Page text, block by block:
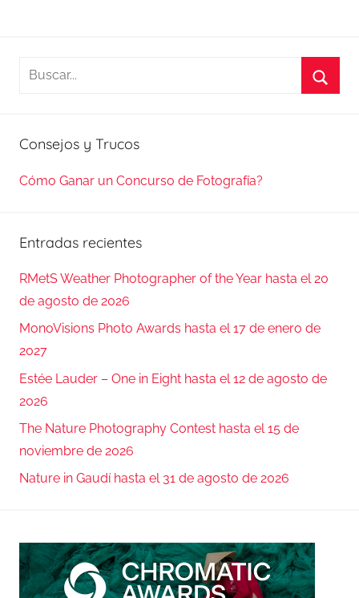
Buscar:
Consejos y Trucos
Cómo Ganar un Concurso de Fotografía?
Entradas recientes
RMetS Weather Photographer of the Year hasta el 20
de agosto de 2026
MonoVisions Photo Awards hasta el 17 de enero de
2027
Estée Lauder – One in Eight hasta el 12 de agosto de
2026
The Nature Photography Contest hasta el 15 de
noviembre de 2026
Nature in Gaudí hasta el 31 de agosto de 2026